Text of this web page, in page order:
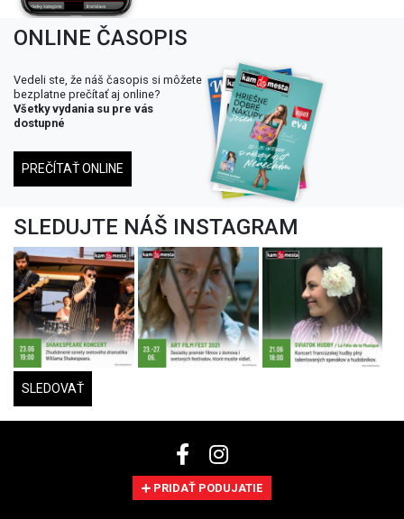
ONLINE ČASOPIS
Vedeli ste, že náš časopis si môžete
bezplatne prečítať aj online?
Všetky vydania su pre vás
dostupné
PREČÍTAŤ ONLINE
SLEDUJTE NÁŠ INSTAGRAM
SLEDOVAŤ
PRIDAŤ PODUJATIE